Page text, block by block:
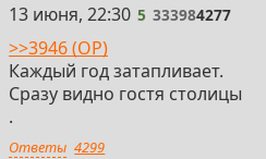
5
13 июня, 22:30 5 333984277
>>3946 (OP)
Каждый год затапливает.
Сразу видно гостя столицы
.
Ответы 4299